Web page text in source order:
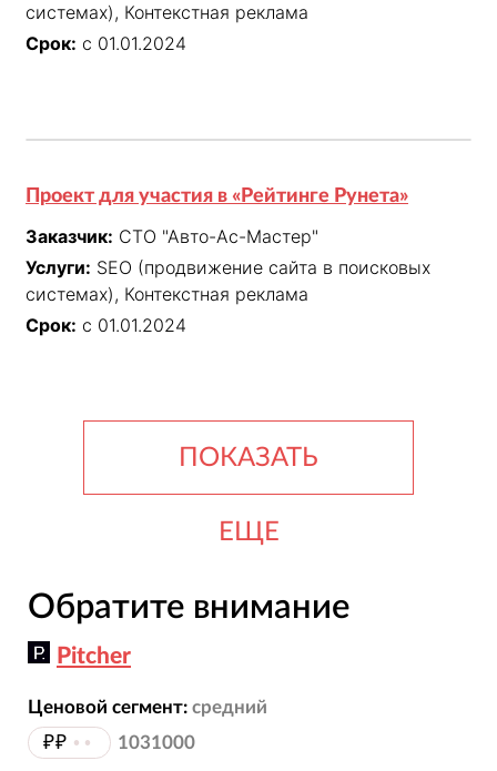
системах), Контекстная реклама
Срок: с 01.01.2024
Проект для участия в «Рейтинге Рунета»
Заказчик: СТО "Авто-Ас-Мастер"
Услуги: SEO (продвижение сайта в поисковых
системах), Контекстная реклама
Срок: с 01.01.2024
ПОКАЗАТЬ
ЕЩЕ
Обратите внимание
Pitcher
Ценовой сегмент: средний
₽₽ •• 1031000